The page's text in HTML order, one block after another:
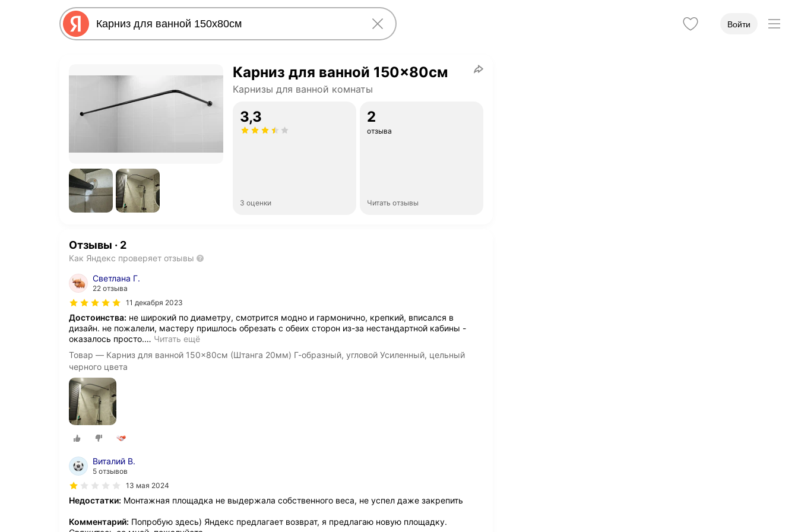
Войти
Карниз для ванной 150x80см
Карнизы для ванной комнаты
3,3
3 оценки
2
отзыва
Читать отзывы
Отзывы · 2
Как Яндекс проверяет отзывы
Светлана Г.
22 отзыва
11 декабря 2023
Достоинства: не широкий по диаметру, смотрится модно и гармонично, крепкий, вписался в
дизайн. не пожалели, мастеру пришлось обрезать с обеих сторон из-за нестандартной кабины -
оказалось просто.… Читать ещё
Товар — Карниз для ванной 150x80см (Штанга 20мм) Г-образный, угловой Усиленный, цельный
черного цвета
Виталий В.
5 отзывов
13 мая 2024
Недостатки: Монтажная площадка не выдержала собственного веса, не успел даже закрепить
Комментарий: Попробую здесь) Яндекс предлагает возврат, я предлагаю новую площадку.